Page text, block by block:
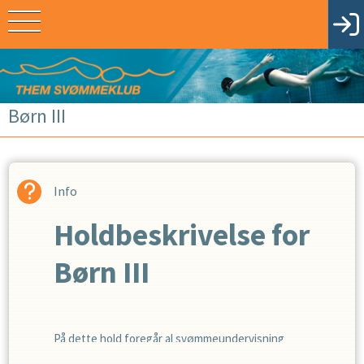
Børn III
Info
Holdbeskrivelse for
Børn III
På dette hold foregår al svømmeundervisning